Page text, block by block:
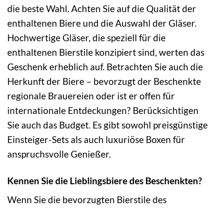
die beste Wahl. Achten Sie auf die Qualität der
enthaltenen Biere und die Auswahl der Gläser.
Hochwertige Gläser, die speziell für die
enthaltenen Bierstile konzipiert sind, werten das
Geschenk erheblich auf. Betrachten Sie auch die
Herkunft der Biere – bevorzugt der Beschenkte
regionale Brauereien oder ist er offen für
internationale Entdeckungen? Berücksichtigen
Sie auch das Budget. Es gibt sowohl preisgünstige
Einsteiger-Sets als auch luxuriöse Boxen für
anspruchsvolle Genießer.
Kennen Sie die Lieblingsbiere des Beschenkten?
Wenn Sie die bevorzugten Bierstile des